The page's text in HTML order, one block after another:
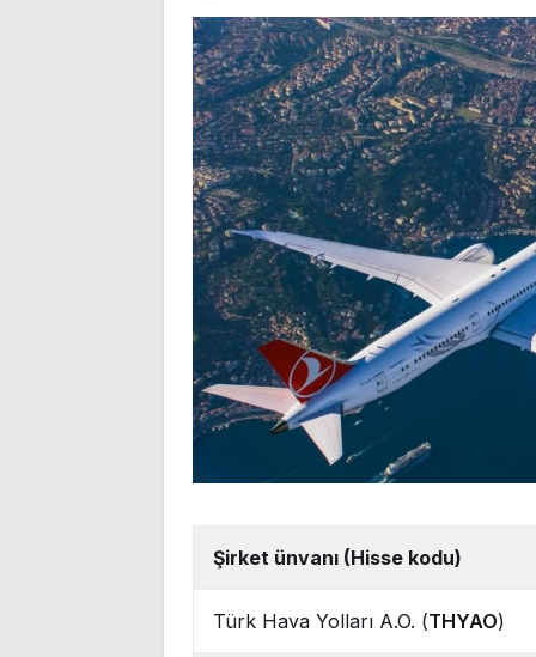
Şirket ünvanı (Hisse kodu)
Türk Hava Yolları A.O. (THYAO)